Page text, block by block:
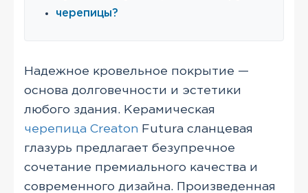
черепицы?
Надежное кровельное покрытие —
основа долговечности и эстетики
любого здания. Керамическая
черепица Creaton Futura сланцевая
глазурь предлагает безупречное
сочетание премиального качества и
современного дизайна. Произведенная